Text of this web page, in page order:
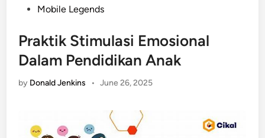
PostedMobile Legends
Praktik Stimulasi Emosional
Dalam Pendidikan Anak
by Donald Jenkins • June 26, 2025